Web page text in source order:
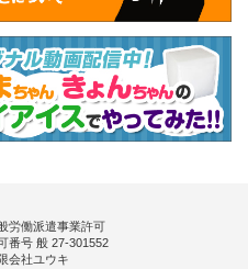
労働派遣事業許可
番号 般 27-301552
会社ユウキ